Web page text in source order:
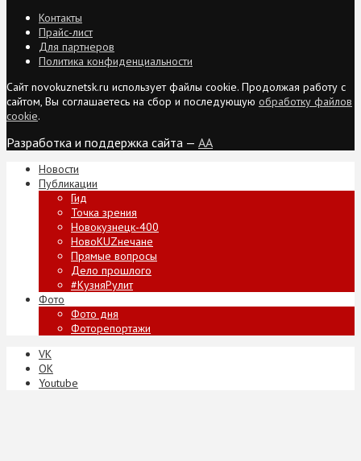
Контакты
Прайс-лист
Для партнеров
Политика конфиденциальности
Сайт novokuznetsk.ru использует файлы cookie. Продолжая работу с
сайтом, Вы соглашаетесь на сбор и последующую обработку файлов
cookie.
Разработка и поддержка сайта — AA
Новости
Публикации
Гид
Точка зрения
Новокузнецк-400
НовоKUZнечане
Прямые вопросы
Дело прошлого
#КузняРулит
Фото
Фото дня
Фоторепортажи
VK
ОК
Youtube